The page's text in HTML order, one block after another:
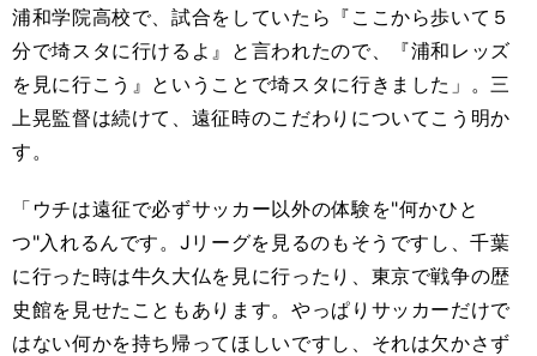
浦和学院高校で、試合をしていたら『ここから歩いて５
分で埼スタに行けるよ』と言われたので、『浦和レッズ
を見に行こう』ということで埼スタに行きました」。三
上晃監督は続けて、遠征時のこだわりについてこう明か
す。
「ウチは遠征で必ずサッカー以外の体験を"何かひと
つ"入れるんです。Jリーグを見るのもそうですし、千葉
に行った時は牛久大仏を見に行ったり、東京で戦争の歴
史館を見せたこともあります。やっぱりサッカーだけで
はない何かを持ち帰ってほしいですし、それは欠かさず